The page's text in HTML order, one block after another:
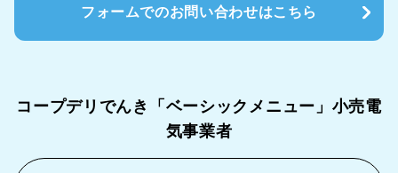
フォームでのお問い合わせはこちら
コープデリでんき「ベーシックメニュー」 小売電
気事業者